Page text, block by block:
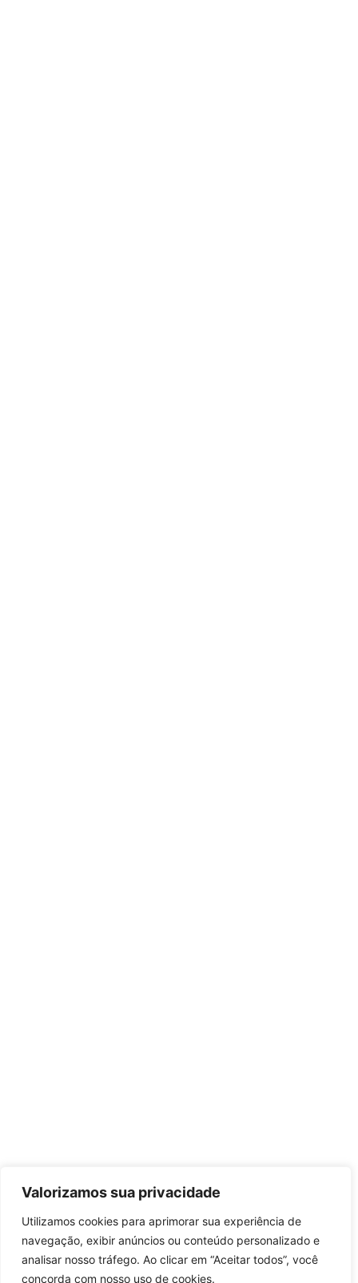
Valorizamos sua privacidade
Utilizamos cookies para aprimorar sua experiência de
navegação, exibir anúncios ou conteúdo personalizado e
analisar nosso tráfego. Ao clicar em “Aceitar todos”, você
concorda com nosso uso de cookies.